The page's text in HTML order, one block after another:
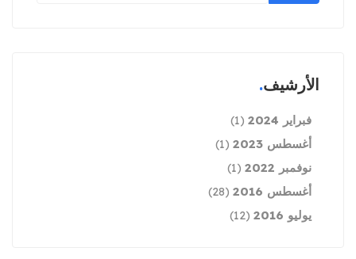
الأرشيف
فبراير 2024 (1)
أغسطس 2023 (1)
نوفمبر 2022 (1)
أغسطس 2016 (28)
يوليو 2016 (12)